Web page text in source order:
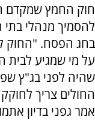
חוק החמץ שמקדם
להסמיך מנהלי בתי
בחג הפסח. "החוק
על מי שמגיע לבית
שהיה לפני בג"ץ
החולים צריך
אמר גפני בדיון